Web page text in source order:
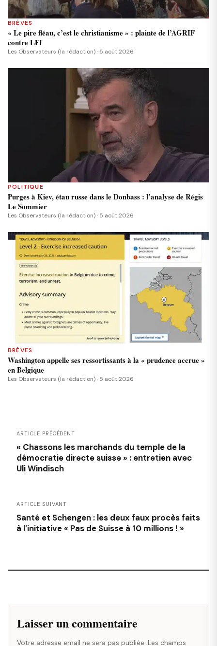
BRÈVES
« Le pire fléau, c’est le christianisme » : plainte de l’AGRIF
contre LFI
Les Observateurs (la rédaction) · 5 août 2026
POLITIQUE
Purges à Kiev, étau russe dans le Donbass : l’analyse de Régis
Le Sommier
Les Observateurs (la rédaction) · 5 août 2026
BRÈVES
Washington appelle ses ressortissants à la « prudence accrue »
en Belgique
Les Observateurs (la rédaction) · 5 août 2026
ARTICLE PRÉCÉDENT
« Chassons les marchands du temple de la
démocratie directe suisse » : entretien avec
Uli Windisch
ARTICLE SUIVANT
Santé et Schengen : les deux faux procès faits
à l’initiative « Pas de Suisse à 10 millions ! »
Laisser un commentaire
Votre adresse email ne sera pas publiée. Les champs